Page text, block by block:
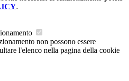
.
non possono essere
l'elenco nella pagina della cookie